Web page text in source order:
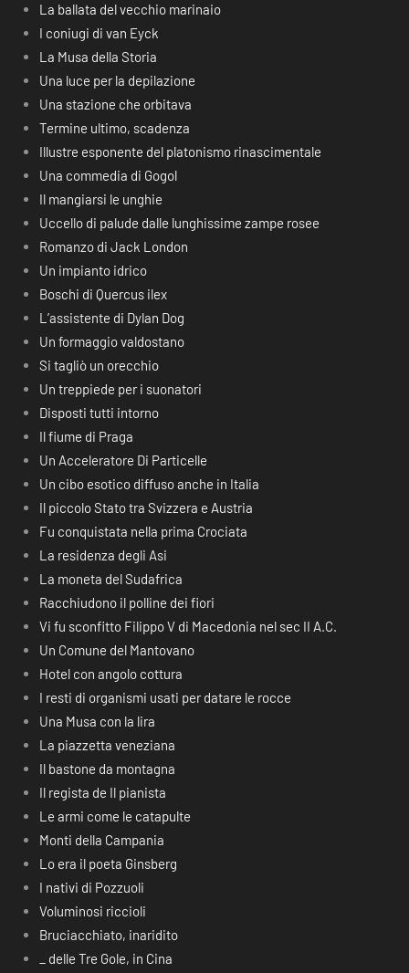
La ballata del vecchio marinaio
I coniugi di van Eyck
La Musa della Storia
Una luce per la depilazione
Una stazione che orbitava
Termine ultimo, scadenza
Illustre esponente del platonismo rinascimentale
Una commedia di Gogol
Il mangiarsi le unghie
Uccello di palude dalle lunghissime zampe rosee
Romanzo di Jack London
Un impianto idrico
Boschi di Quercus ilex
L’assistente di Dylan Dog
Un formaggio valdostano
Si tagliò un orecchio
Un treppiede per i suonatori
Disposti tutti intorno
Il fiume di Praga
Un Acceleratore Di Particelle
Un cibo esotico diffuso anche in Italia
Il piccolo Stato tra Svizzera e Austria
Fu conquistata nella prima Crociata
La residenza degli Asi
La moneta del Sudafrica
Racchiudono il polline dei fiori
Vi fu sconfitto Filippo V di Macedonia nel sec II A.C.
Un Comune del Mantovano
Hotel con angolo cottura
I resti di organismi usati per datare le rocce
Una Musa con la lira
La piazzetta veneziana
Il bastone da montagna
Il regista de Il pianista
Le armi come le catapulte
Monti della Campania
Lo era il poeta Ginsberg
I nativi di Pozzuoli
Voluminosi riccioli
Bruciacchiato, inaridito
_ delle Tre Gole, in Cina